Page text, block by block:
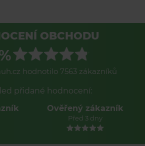
OBCHODU
hodnotilo 7563 zákazníků
přidané hodnocení:
Ověřený zákazník
Před 3 dny